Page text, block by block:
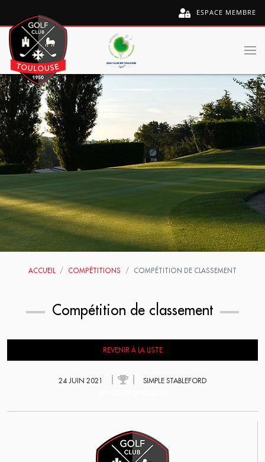
ESPACE MEMBRE
ACCUEIL COMPÉTITIONS COMPÉTITION DE CLASSEMENT
Compétition de classement
REVENIR À LA LISTE
24 JUIN 2021 SIMPLE STABLEFORD